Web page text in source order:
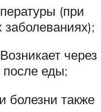
(при
через
после еды;
болезни также